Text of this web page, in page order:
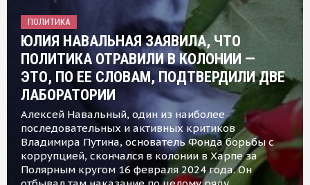
ПОЛИТИКА
ЮЛИЯ НАВАЛЬНАЯ ЗАЯВИЛА, ЧТО
ПОЛИТИКА ОТРАВИЛИ В КОЛОНИИ —
ЭТО, ПО ЕЕ СЛОВАМ, ПОДТВЕРДИЛИ ДВЕ
ЛАБОРАТОРИИ
Алексей Навальный, один из наиболее
последовательных и активных критиков
Владимира Путина, основатель Фонда борьбы с
коррупцией, скончался в колонии в Харпе за
Полярным кругом 16 февраля 2024 года. Он